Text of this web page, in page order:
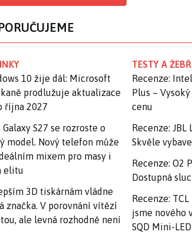
10 žije dál: Microsoft
prodlužuje aktualizace
října 2027
Galaxy S27 se rozroste o
model. Nový telefon může
mixem pro masy i
elitu
3D tiskárnám vládne
značka. V porovnání vítězí
ale levná rozhodně není
TESTY A
Recenze:
Plus –
cenu
Recenze: JBL
Skvěle
Recenze: O2
Dostupná
Recenze:
jsme nového
SQD Mini-